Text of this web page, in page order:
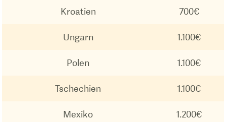
Kroatien 700€
Ungarn 1.100€
Polen 1.100€
Tschechien 1.100€
Mexiko 1.200€